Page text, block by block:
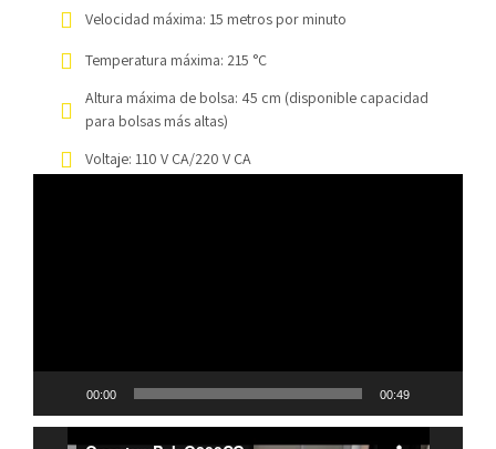
Velocidad máxima: 15 metros por minuto
Temperatura máxima: 215 °C
Altura máxima de bolsa: 45 cm (disponible capacidad
para bolsas más altas)
Voltaje: 110 V CA/220 V CA
00:00 00:49